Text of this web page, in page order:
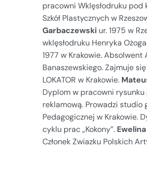
pracowni Wklęsłodruku
Szkół Plastycznych w
Garbaczewski ur. 1975 w
wklęsłodruku Henryka
1977 w Krakowie.
Banaszewskiego. Zajmuje
LOKATOR w Krakowie.
Dyplom w pracowni rysunku
reklamową. Prowadzi studio
Pedagogicznej w Krakowie.
cyklu prac „Kokony”.
Członek Zwiazku Polskich